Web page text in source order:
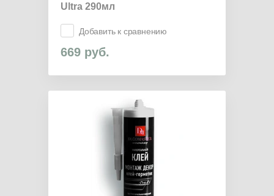
Ultra 290мл
Добавить к сравнению
669 руб.